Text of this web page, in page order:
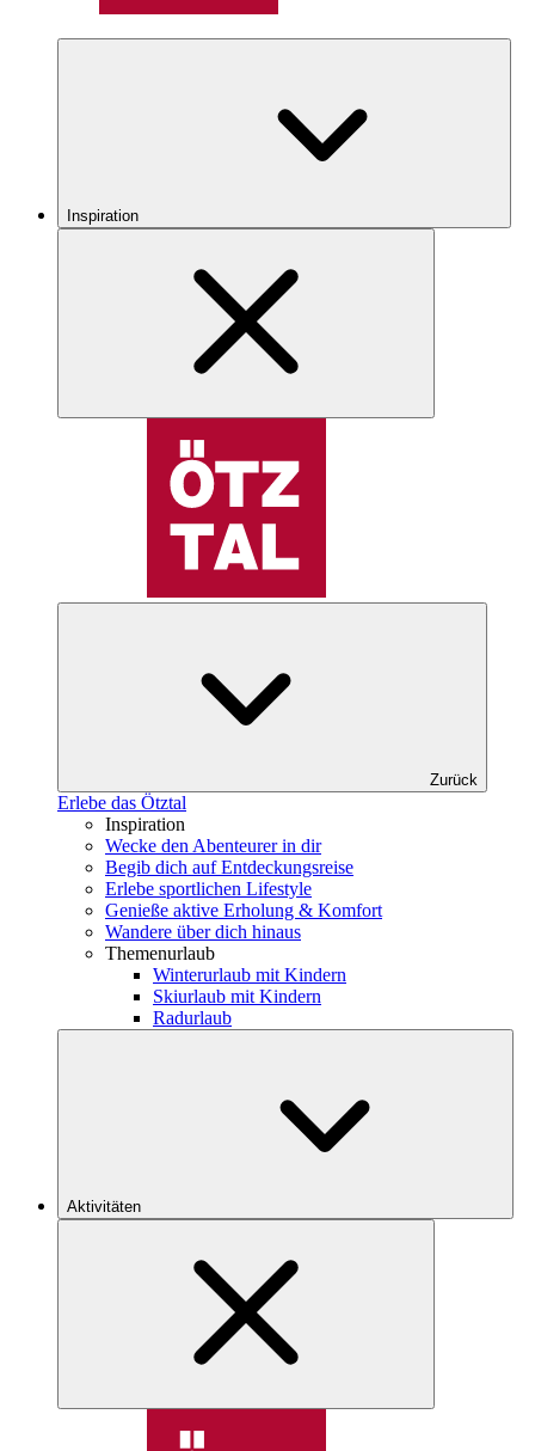
Inspiration
Zurück
Erlebe das Ötztal
Inspiration
Wecke den Abenteurer in dir
Begib dich auf Entdeckungsreise
Erlebe sportlichen Lifestyle
Genieße aktive Erholung & Komfort
Wandere über dich hinaus
Themenurlaub
Winterurlaub mit Kindern
Skiurlaub mit Kindern
Radurlaub
Aktivitäten